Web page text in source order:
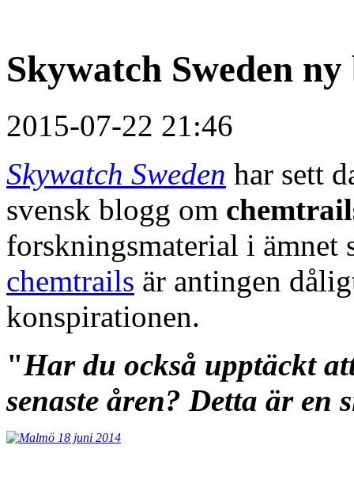
Skywatch Sweden
2015-07-22 21:46
Skywatch Sweden har sett
svensk blogg om
forskningsmaterial i ämnet
chemtrails är antingen
konspirationen.
"Har du också upptäckt
senaste åren? Detta är en